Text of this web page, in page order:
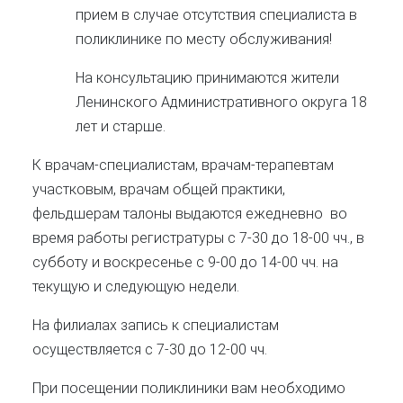
прием в случае отсутствия специалиста в
поликлинике по месту обслуживания!
На консультацию принимаются жители
Ленинского Административного округа 18
лет и старше.
К врачам-специалистам, врачам-терапевтам
участковым, врачам общей практики,
фельдшерам талоны выдаются ежедневно во
время работы регистратуры с 7-30 до 18-00 чч., в
субботу и воскресенье с 9-00 до 14-00 чч. на
текущую и следующую недели.
На филиалах запись к специалистам
осуществляется с 7-30 до 12-00 чч.
При посещении поликлиники вам необходимо